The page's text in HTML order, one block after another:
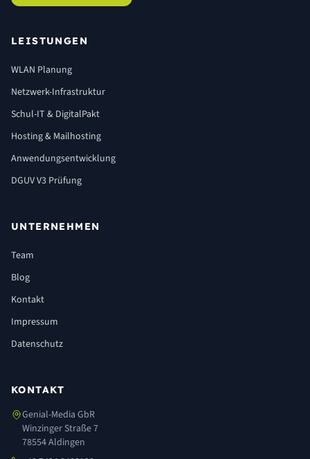
LEISTUNGEN
WLAN Planung
Netzwerk-Infrastruktur
Schul-IT & DigitalPakt
Hosting & Mailhosting
Anwendungsentwicklung
DGUV V3 Prüfung
UNTERNEHMEN
Team
Blog
Kontakt
Impressum
Datenschutz
KONTAKT
Genial-Media GbR
Winzinger Straße 7
78554 Aldingen